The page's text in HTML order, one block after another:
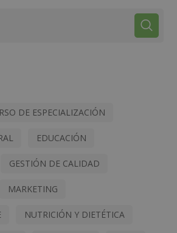
DE ESPECIALIZACIÓN
EDUCACIÓN
GESTIÓN DE CALIDAD
MARKETING
NUTRICIÓN Y DIETÉTICA